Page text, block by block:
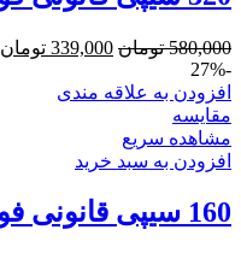
580,000 تومان 339,000 تومان
-27%
افزودن به علاقه مندی
مقایسه
مشاهده سریع
افزودن به سبد خرید
160 سیپی قانونی فوری کالاف دیوتی